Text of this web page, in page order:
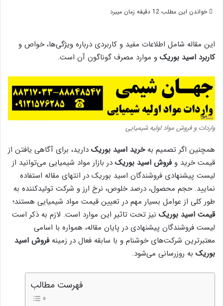
خواندن این مطلب 12 دقیقه زمان میبرد
این مقاله شامل اطلاعات مفید و کاربردی درباره ویژگی‌ها، خواص و
کاربرد اسید بوریک و موارد مصرف گوناگون آن است.
واردات و فروش مواد اولیه شیمیایی
همچنین اگر تصمیم بهخرید اسید بوریک دارید، برای آگاهی یافتن از
قیمت خرید وفروش اسید بوریک در بازار مواد شیمیایی می‌توانید از
لیست پیشنهادی فروشندگان اسید بوریک در انتهای مقاله استفاده
نمایید. حجم محصول، درصد خلوص، نرخ ارز و شرکت تولیدکننده به
طور کلی از عوامل بسیار مهم در تعیین قیمت مواد شیمیایی هستند؛
قیمت اسید بوریک نیز تحت تاثیر این موارد است. لازم به ذکر است
لیست فروشندگان پیشنهادی در پایان مقاله، همواره با اسامی
معتبرترین شرکت‌های خوشنام و با سابقه فعال در زمینهفروش اسید
بوریک به روزرسانی می‌شود.
فهرست مطالب